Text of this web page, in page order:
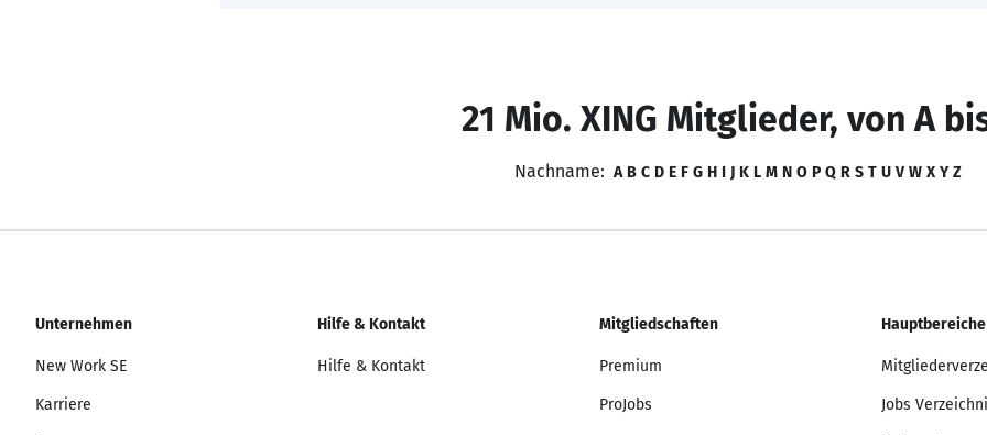
21 Mio. XING Mitglieder, von A
Nachname: A B C D E F G H I J K L M N O P Q R S T U V W X Y Z
Unternehmen
New Work SE
Karriere
Hilfe & Kontakt
Hilfe & Kontakt
Mitgliedschaften
Premium
ProJobs
Hauptbereiche
Jobs